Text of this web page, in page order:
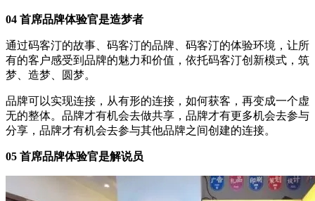
04 首席品牌体验官是造梦者
通过码客汀的故事、码客汀的品牌、码客汀的体验环境，让所
有的客户感受到品牌的魅力和价值，依托码客汀创新模式，筑
梦、造梦、圆梦。
品牌可以实现连接，从有形的连接，如何获客，再变成一个虚
无的整体。品牌才有机会去做共享，品牌才有更多机会去参与
分享，品牌才有机会去参与其他品牌之间创建的连接。
05 首席品牌体验官是解说员